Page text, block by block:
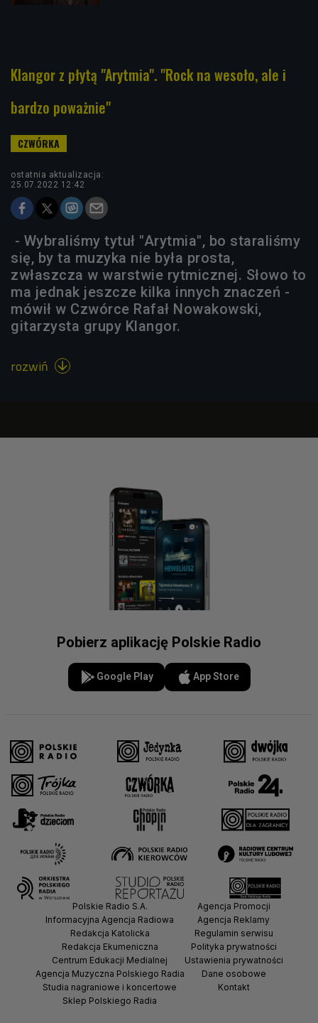
Klangor z płytą "Arytmia". "Rock na wesoło, ale i
bardzo poważnie"
ostatnia aktualizacja:
25.07.2022 12:42
- Wybraliśmy tytuł "Arytmia", bo staraliśmy
się, by ta muzyka nie była prosta,
zwłaszcza w warstwie rytmicznej. Słowo to
ma jednak jeszcze kilka innych znaczeń -
mówił w Czwórce Rafał Nowakowski,
gitarzysta grupy Klangor.
rozwiń 
Pobierz aplikację Polskie Radio
Google Play App Store
Polskie Radio S.A.
Informacyjna Agencja Radiowa
Redakcja Katolicka
Redakcja Ekumeniczna
Centrum Edukacji Medialnej
Agencja Muzyczna Polskiego Radia
Studia nagraniowe i koncertowe
Sklep Polskiego Radia
Agencja Promocji
Agencja Reklamy
Regulamin serwisu
Polityka prywatności
Ustawienia prywatności
Dane osobowe
Kontakt